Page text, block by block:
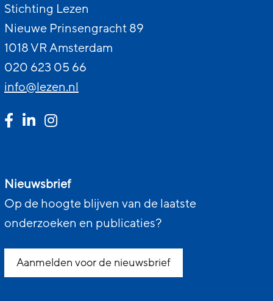
Stichting Lezen
Nieuwe Prinsengracht 89
1018 VR Amsterdam
020 623 05 66
info@lezen.nl
Nieuwsbrief
Op de hoogte blijven van de laatste
onderzoeken en publicaties?
Aanmelden voor de nieuwsbrief